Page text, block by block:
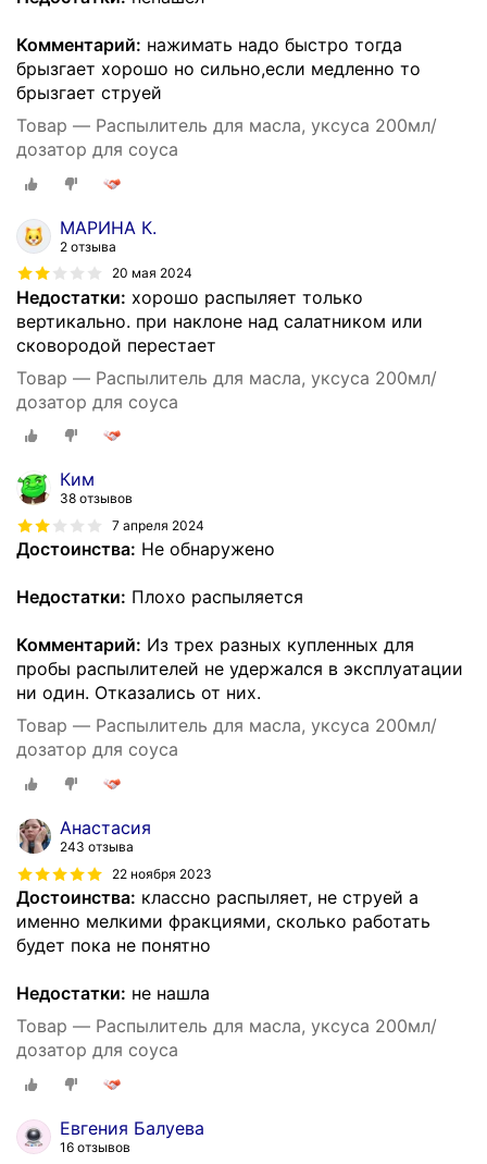
Комментарий: нажимать надо быстро тогда
брызгает хорошо но сильно,если медленно то
брызгает струей
Товар — Распылитель для масла, уксуса 200мл/
дозатор для соуса
МАРИНА К.
2 отзыва
20 мая 2024
Недостатки: хорошо распыляет только
вертикально. при наклоне над салатником или
сковородой перестает
Товар — Распылитель для масла, уксуса 200мл/
дозатор для соуса
Ким
38 отзывов
7 апреля 2024
Достоинства: Не обнаружено
Недостатки: Плохо распыляется
Комментарий: Из трех разных купленных для
пробы распылителей не удержался в эксплуатации
ни один. Отказались от них.
Товар — Распылитель для масла, уксуса 200мл/
дозатор для соуса
Анастасия
243 отзыва
22 ноября 2023
Достоинства: классно распыляет, не струей а
именно мелкими фракциями, сколько работать
будет пока не понятно
Недостатки: не нашла
Товар — Распылитель для масла, уксуса 200мл/
дозатор для соуса
Евгения Балуева
16 отзывов